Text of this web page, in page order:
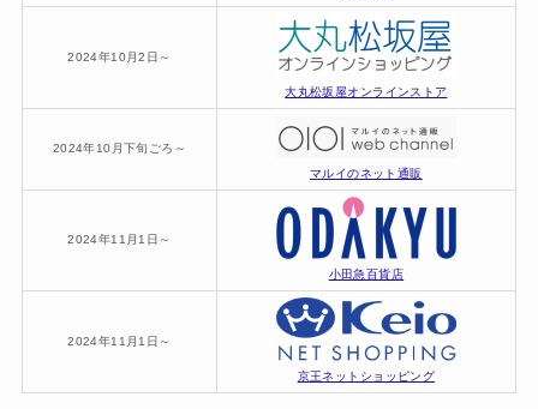
2024年10月2日～
大丸松坂屋オンラインストア
2024年10月下旬ごろ～
マルイのネット通販
2024年11月1日～
小田急百貨店
2024年11月1日～
京王ネットショッピング